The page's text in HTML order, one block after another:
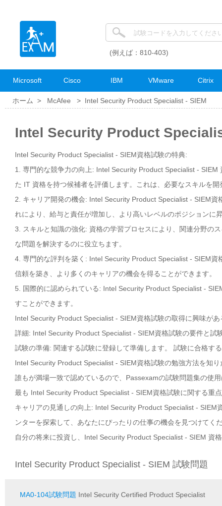
(例えば：810-403)
Microsoft Cisco IBM VMware Citrix
ホーム > McAfee > Intel Security Product Specialist - SIEM
Intel Security Product
Intel Security Product Specialist - SIEM資格試験の特典:
1. 専門的な競争力の向上: Intel Security Product Specialist -
た IT 資格を持つ候補者を評価します。これは、必要なスキルを
2. キャリア開発の機会: Intel Security Product Specialist - SIEM
れにより、給与と責任が増加し、より高いレベルのポジションに
3. スキルと知識の強化: 資格の学習プロセスにより、関連分野の
な問題を解決するのに役立ちます。
4. 専門的な評判を築く: Intel Security Product Specialist - SIEM
信頼を築き、より多くのキャリアの機会を得ることができます。
5. 国際的に認められている: Intel Security Product Specialist -
すことができます。
Intel Security Product Specialist - SIEM資格試験の取得に興味が
詳細: Intel Security Product Specialist - SIEM資格試験の要件と
試験の準備: 関連する試験に登録して準備します。 試験に合格す
Intel Security Product Specialist - SIEM資格試験の勉強方法を知
誰もが満場一致で認めているので、Passexamの試験問題集の使
最も Intel Security Product Specialist - SIEM資格試験に関する重
キャリアの見通しの向上: Intel Security Product Specialist -
ンターを探索して、あなたにぴったりの仕事の機会を見つけてく
自分の将来に投資し、Intel Security Product Specialist - SIEM 資
Intel Security Product Specialist - SIEM 試験問題
MA0-104試験問題 Intel Security Certified Product Specialist